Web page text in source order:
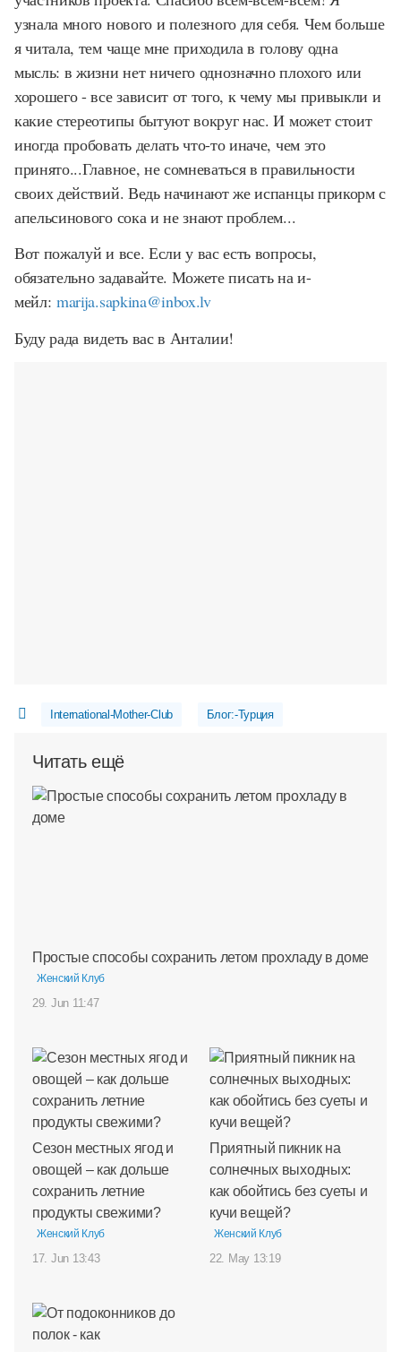
узнала много нового и полезного для себя. Чем больше
я читала, тем чаще мне приходила в голову одна
мысль: в жизни нет ничего однозначно плохого или
хорошего - все зависит от того, к чему мы привыкли и
какие стереотипы бытуют вокруг нас. И может стоит
иногда пробовать делать что-то иначе, чем это
принято...Главное, не сомневаться в правильности
своих действий. Ведь начинают же испанцы прикорм с
апельсинового сока и не знают проблем...
Вот пожалуй и все. Если у вас есть вопросы,
обязательно задавайте. Можете писать на и-
мейл:marija.sapkina@inbox.lv
Буду рада видеть вас в Анталии!
International-Mother-Club Блог:-Турция
Читать ещё
Простые способы сохранить летом прохладу в доме
Женский Клуб
29. Jun 11:47
Сезон местных ягод и
овощей – как дольше
сохранить летние
продукты свежими?
Женский Клуб
17. Jun 13:43
Приятный пикник на
солнечных выходных:
как обойтись без суеты и
кучи вещей?
Женский Клуб
22. May 13:19